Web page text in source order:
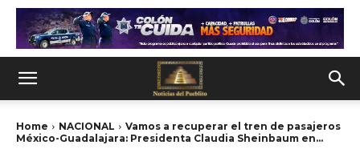
Home NACIONAL
Vamos a recuperar el tren de pasajeros
México-Guadalajara: Presidenta Claudia Sheinbaum en...